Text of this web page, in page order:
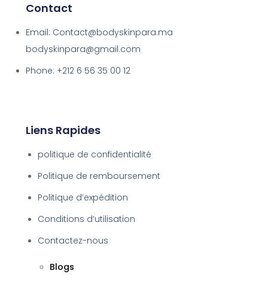
Contact
Email: Contact@bodyskinpara.ma
bodyskinpara@gmail.com
Phone: +212 6 56 35 00 12
Liens Rapides
politique de confidentialité
Politique de remboursement
Politique d’expédition
Conditions d’utilisation
Contactez-nous
Blogs